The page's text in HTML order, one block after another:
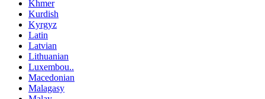
Khmer
Kurdish
Kyrgyz
Latin
Latvian
Lithuanian
Luxembou..
Macedonian
Malagasy